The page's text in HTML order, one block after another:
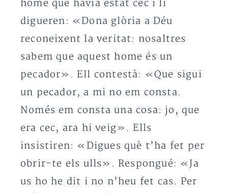
home que havia estat cec i li
digueren: «Dona glòria a Déu
reconeixent la veritat: nosaltres
sabem que aquest home és un
pecador». Ell contestà: «Que sigui
un pecador, a mi no em consta.
Només em consta una cosa: jo, que
era cec, ara hi veig». Ells
insistiren: «Digues què t’ha fet per
obrir-te els ulls». Respongué: «Ja
us ho he dit i no n’heu fet cas. Per